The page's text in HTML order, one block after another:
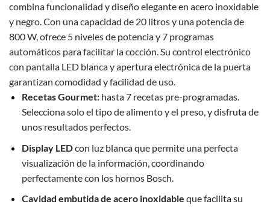
combina funcionalidad y diseño elegante en acero inoxidable
y negro.Con una capacidad de 20 litros y una potencia de
800 W, ofrece 5 niveles de potencia y 7 programas
automáticos para facilitar la cocción.Su control electrónico
con pantalla LED blanca y apertura electrónica de la puerta
garantizan comodidad y facilidad de uso.
Recetas Gourmet:hasta 7 recetas pre-programadas.
Selecciona solo el tipo de alimento y el preso, y disfruta de
unos resultados perfectos.
Display LEDcon luz blanca que permite una perfecta
visualización de la información, coordinando
perfectamente con los hornos Bosch.
Cavidad embutida de acero inoxidable que facilita su